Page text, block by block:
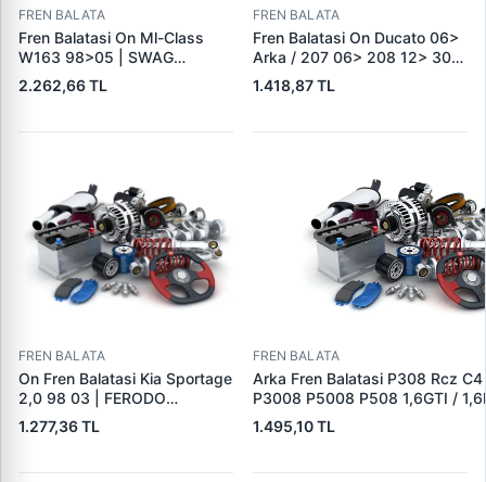
FREN BALATA
Fren Balatasi On Ml-Class
W163 98>05 | SWAG
10916410 | OEM
A1634201220
2.262,66 TL
FREN BALATA
Fren Balatasi On Ducato 06>
Arka / 207 06> 208 12> 301
12> 307 00> 1007 05> 2008
13> Partner 96> Par | FEBI
1.418,87 TL
FREN BALATA
On Fren Balatasi Kia Sportage
2,0 98 03 | FERODO
FDB1536 | OEM
0K0453323Z
1.277,36 TL
FREN BALATA
Arka Fren Balatasi P308 Rcz
P3008 P5008 P508 1,6GTI /
2,0HDI 07 / 10> | TRW
1.495,10 TL